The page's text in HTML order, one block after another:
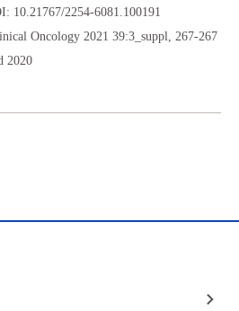
10.21767/2254-6081.100191
Oncology 2021 39:3_suppl, 267-267
2020